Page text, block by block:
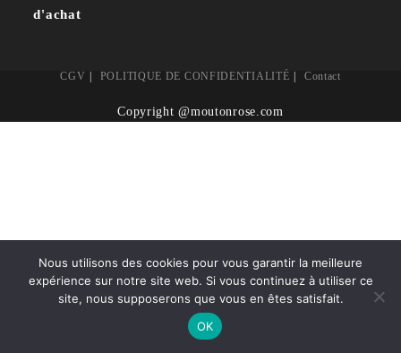
d'achat
CGV POLITIQUE DE CONFIDENTIALITÉ Contact
Copyright @moutonrose.com
Nous utilisons des cookies pour vous garantir la meilleure
expérience sur notre site web. Si vous continuez à utiliser ce
site, nous supposerons que vous en êtes satisfait.
OK